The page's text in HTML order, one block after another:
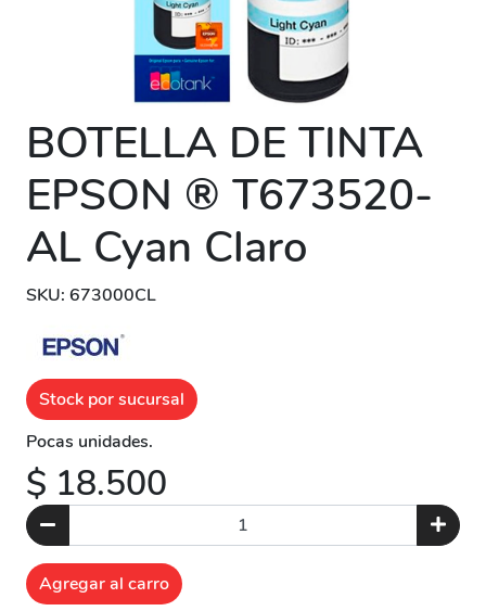
BOTELLA DE TINTA
EPSON ® T673520-
AL Cyan Claro
SKU: 673000CL
Stock por sucursal
Pocas unidades.
$ 18.500
Agregar al carro